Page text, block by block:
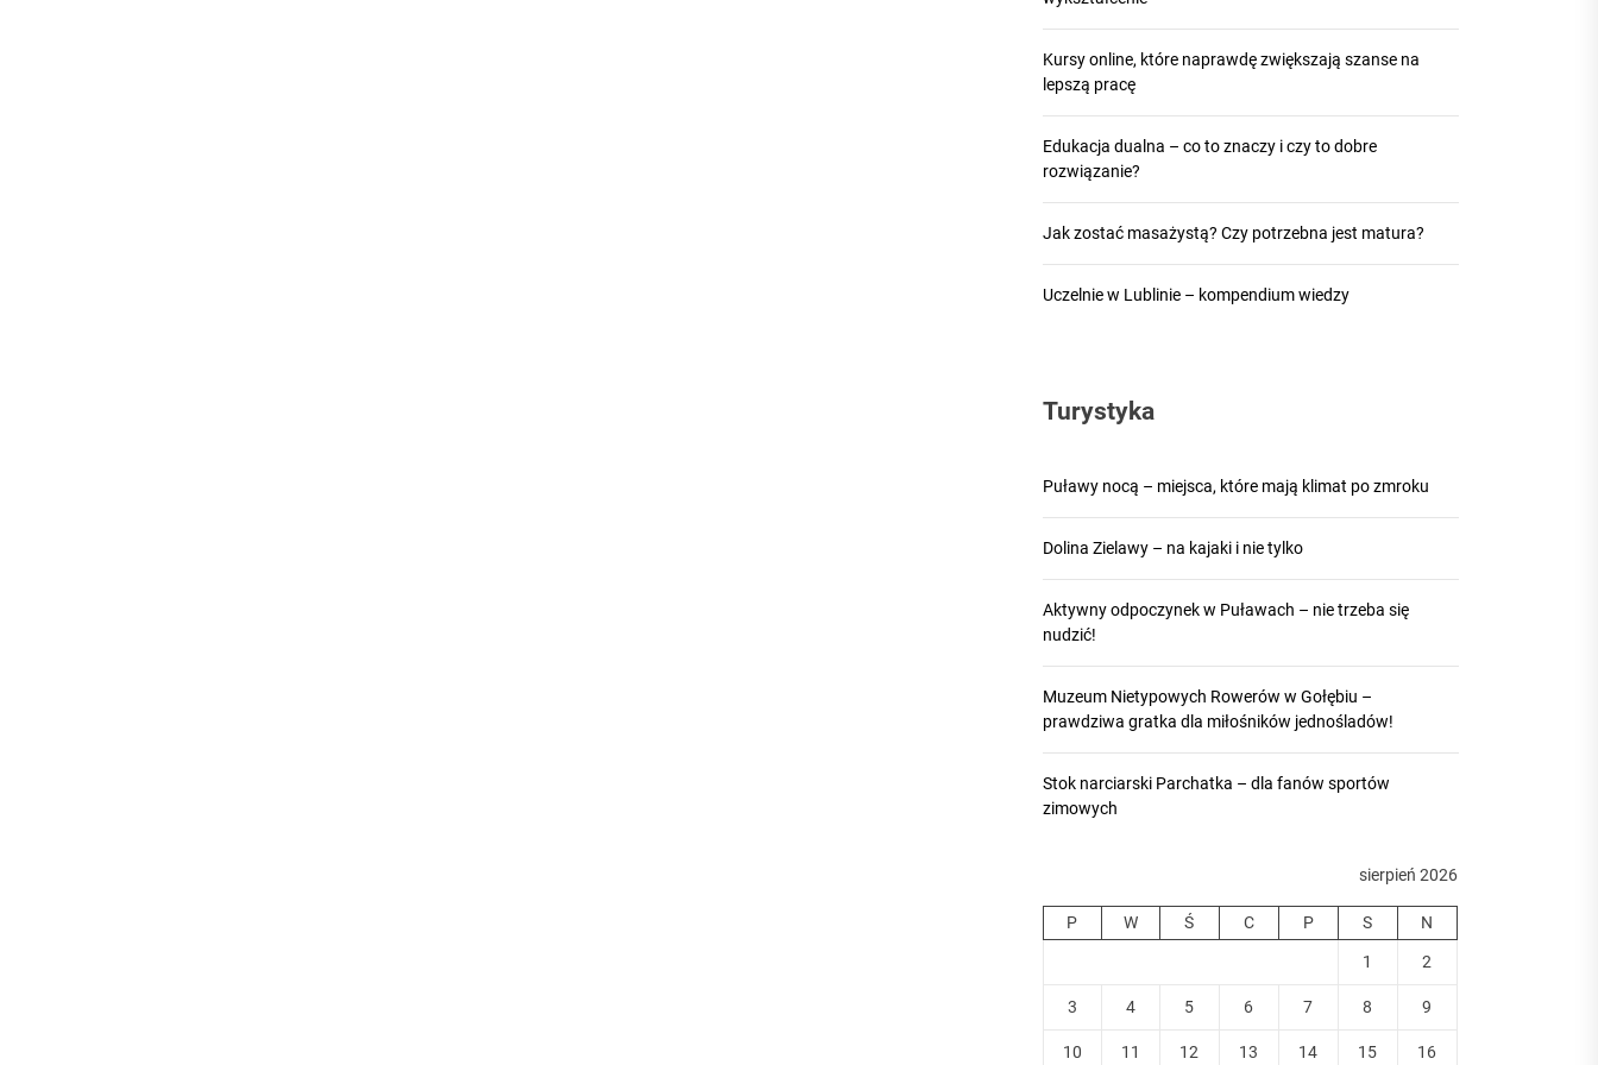
Kursy online, które naprawdę zwiększają szanse na
lepszą pracę
Edukacja dualna – co to znaczy i czy to dobre
rozwiązanie?
Jak zostać masażystą? Czy potrzebna jest matura?
Uczelnie w Lublinie – kompendium wiedzy
Turystyka
Puławy nocą – miejsca, które mają klimat po zmroku
Dolina Zielawy – na kajaki i nie tylko
Aktywny odpoczynek w Puławach – nie trzeba się
nudzić!
Muzeum Nietypowych Rowerów w Gołębiu –
prawdziwa gratka dla miłośników jednośladów!
Stok narciarski Parchatka – dla fanów sportów
zimowych
sierpień 2026
P W Ś C P S N
1 2
3 4 5 6 7 8 9
10 11 12 13 14 15 16